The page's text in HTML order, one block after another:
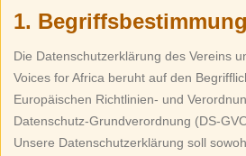
1.
Die Datenschutzerklärung des Vereins
Voices for Africa beruht auf den
Europäischen Richtlinien- und
Datenschutz-Grundverordnung (DS-
Unsere Datenschutzerklärung soll